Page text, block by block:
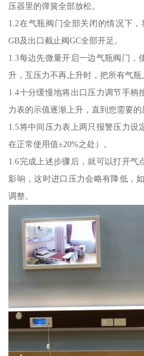
压器里的弹簧全部放松。
1.2在气瓶阀门全部关闭的情况下
GB及出口截止阀GC全部开足。
1.3每边先微量开启一边气瓶阀门，
升，互压力不再上升时，把所有气瓶
1.4十分缓慢地将出口压力调节手柄
力表的示值逐渐上升，直到您需要的
1.5将中间压力表上两只报警压力设
在正常使用值±20%之处）。
1.6完成上述步骤后，就可以打开气
影响，这时进口压力会略有降低，
调整。